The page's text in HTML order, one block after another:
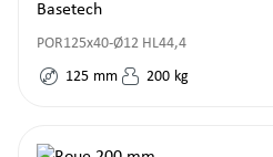
Basetech
POR125x40-Ø12 HL44,4
125 mm 200 kg